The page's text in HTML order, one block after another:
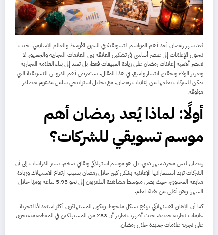
يُعد شهر رمضان أحد أهم المواسم التسويقية في الشرق الأوسط والعالم الإسلامي، حيث
تتحول الإعلانات إلى عنصر أساسي في تشكيل العلاقة بين العلامات التجارية والجمهور. لا
تقتصر أهمية إعلانات رمضان على زيادة المبيعات فقط، بل تمتد إلى بناء العلامة التجارية
وتعزيز الولاء وتحقيق انتشار واسع. في هذا المقال، نستعرض أهم الدروس التسويقية التي
يمكن للشركات تعلمها من إعلانات رمضان، مع تحليل استراتيجي شامل مدعوم بمصادر
موثوقة.
أولًا: لماذا يُعد رمضان أهم
موسم تسويقي للشركات؟
رمضان ليس مجرد شهر ديني، بل هو موسم استهلاكي وثقافي ضخم. تشير الدراسات إلى أن
الشركات تزيد استثماراتها الإعلانية بشكل كبير خلال رمضان بسبب ارتفاع الاستهلاك وزيادة
متابعة المحتوى، حيث يصل متوسط مشاهدة التلفزيون إلى نحو 5.95 ساعة يوميًا خلال
الشهر، وهو أعلى من بقية العام.
كما أن الإنفاق الاستهلاكي يرتفع بشكل ملحوظ، ويكون المستهلكون أكثر استعدادًا لتجربة
علامات تجارية جديدة، حيث أظهرت تقارير أن 83٪ من المستهلكين في المنطقة منفتحون
على تجربة علامات جديدة خلال رمضان.